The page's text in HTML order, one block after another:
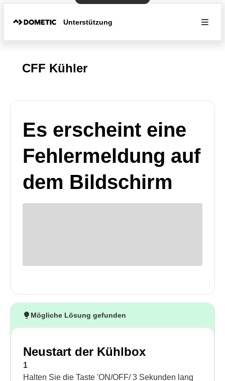
Unterstützung
CFF Kühler
Es erscheint eine
Fehlermeldung auf
dem Bildschirm
Mögliche Lösung gefunden
Neustart der Kühlbox
1
Halten Sie die Taste 'ON/OFF/ 3 Sekunden lang